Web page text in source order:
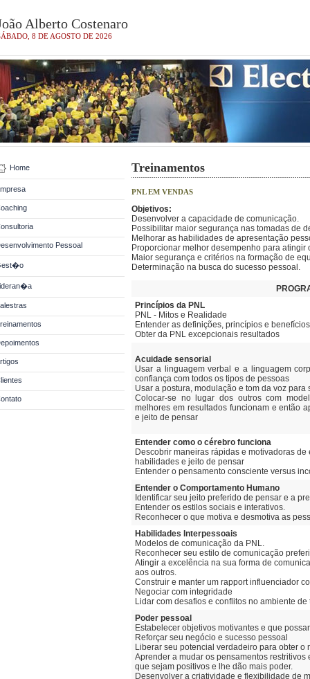
Alberto Costenaro
8 DE AGOSTO DE 2026
Home
Pessoal
Treinamentos
PNL EM VENDAS
Objetivos:
Desenvolver a capacidade de comunicação.
Possibilitar maior segurança nas tomadas de
Melhorar as habilidades de apresentação
Proporcionar melhor desempenho para atingir
Maior segurança e critérios na formação de
Determinação na busca do sucesso pessoal.
Princípios da PNL
PNL - Mitos e Realidade
Entender as definições, princípios e
Obter da PNL excepcionais resultados
Acuidade sensorial
Usar a linguagem verbal e a linguagem
confiança com todos os tipos de pessoas
Usar a postura, modulação e tom da voz para
Colocar-se no lugar dos outros com
melhores em resultados funcionam e então
e jeito de pensar
Entender como o cérebro funciona
Descobrir maneiras rápidas e motivadoras
habilidades e jeito de pensar
Entender o pensamento consciente versus
Entender o Comportamento Humano
Identificar seu jeito preferido de pensar e a
Entender os estilos sociais e interativos.
Reconhecer o que motiva e desmotiva as
Habilidades Interpessoais
Modelos de comunicação da PNL.
Reconhecer seu estilo de comunicação
Atingir a excelência na sua forma de
aos outros.
Construir e manter um rapport influenciador
Negociar com integridade
Lidar com desafios e conflitos no ambiente de
Poder pessoal
Estabelecer objetivos motivantes e que
Reforçar seu negócio e sucesso pessoal
Liberar seu potencial verdadeiro para obter o
Aprender a mudar os pensamentos
que sejam positivos e lhe dão mais poder.
Desenvolver a criatividade e flexibilidade de